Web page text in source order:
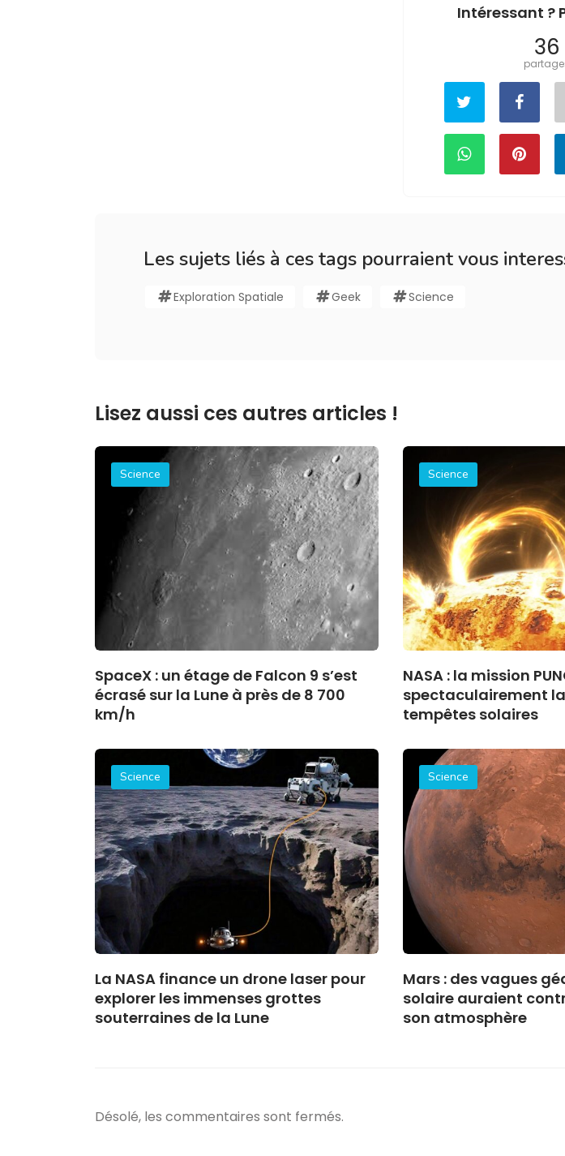
Intéressant ?
36
Les sujets liés à ces tags pourraient vous
Exploration Spatiale Geek Science
Lisez aussi ces autres articles !
Science
SpaceX : un étage de Falcon 9 s’est
écrasé sur la Lune à près de 8 700
km/h
Science
NASA : la mission
spectaculairement
tempêtes solaires
Science
La NASA finance un drone laser pour
explorer les immenses grottes
souterraines de la Lune
Science
Mars : des vagues
solaire auraient
son atmosphère
Désolé, les commentaires sont fermés.